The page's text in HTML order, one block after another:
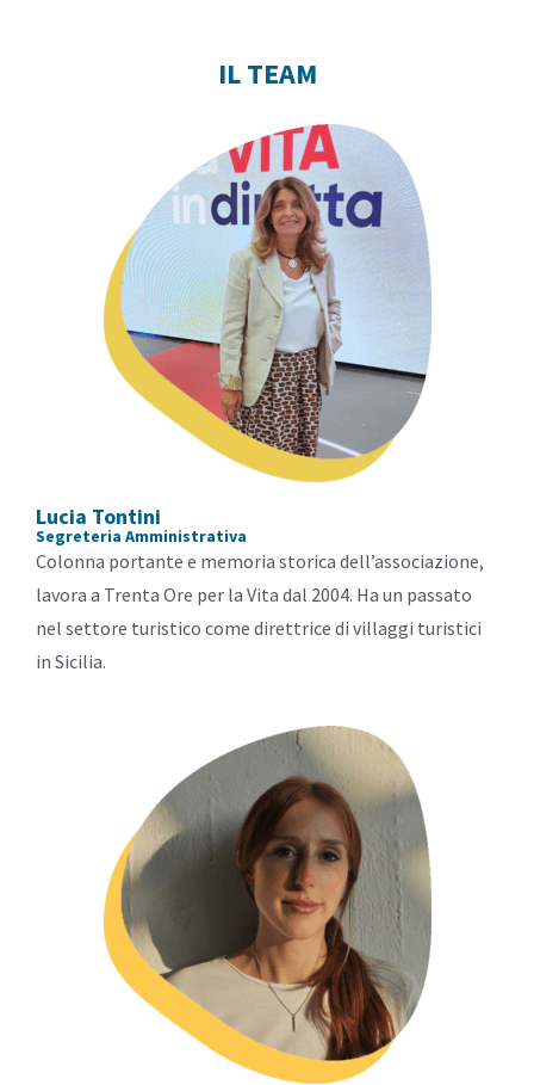
IL TEAM
Lucia Tontini
Segreteria Amministrativa
Colonna portante e memoria storica dell’associazione,
lavora a Trenta Ore per la Vita dal 2004. Ha un passato
nel settore turistico come direttrice di villaggi turistici
in Sicilia.